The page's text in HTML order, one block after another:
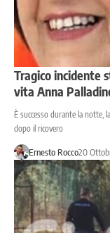
Tragico incidente
vita Anna
È successo durante la notte,
dopo il ricovero
Ernesto Rocco20